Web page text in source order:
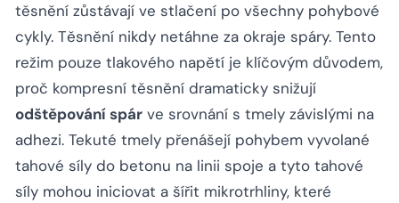
těsnění zůstávají ve stlačení po všechny pohybové
cykly. Těsnění nikdy netáhne za okraje spáry. Tento
režim pouze tlakového napětí je klíčovým důvodem,
proč kompresní těsnění dramaticky snižují
odštěpování spár ve srovnání s tmely závislými na
adhezi. Tekuté tmely přenášejí pohybem vyvolané
tahové síly do betonu na linii spoje a tyto tahové
síly mohou iniciovat a šířit mikrotrhliny, které